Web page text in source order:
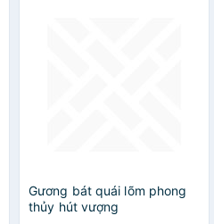
Gương bát quái lõm phong
thủy hút vượng